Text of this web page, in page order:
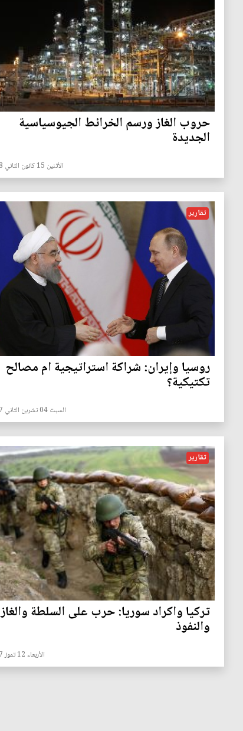
حروب الغاز ورسم الخرائط الجيوسياسية
الجديدة
الأثنين 15 كانون الثاني 2018
تقارير
روسيا وإيران: شراكة استراتيجية ام مصالح
تكتيكية؟
السبت 04 تشرين الثاني 2017
تقارير
تركيا واكراد سوريا: حرب على السلطة والغاز
والنفوذ
الأربعاء 12 تموز 2017